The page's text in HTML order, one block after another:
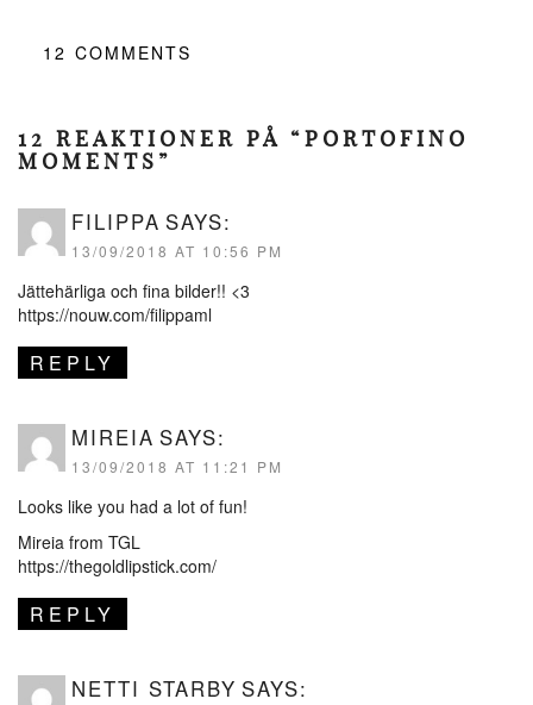
12 COMMENTS
12 REAKTIONER PÅ “PORTOFINO
MOMENTS”
FILIPPA SAYS:
13/09/2018 AT 10:56 PM
Jättehärliga och fina bilder!! <3
https://nouw.com/filippaml
REPLY
MIREIA SAYS:
13/09/2018 AT 11:21 PM
Looks like you had a lot of fun!
Mireia from TGL
https://thegoldlipstick.com/
REPLY
NETTI STARBY SAYS: